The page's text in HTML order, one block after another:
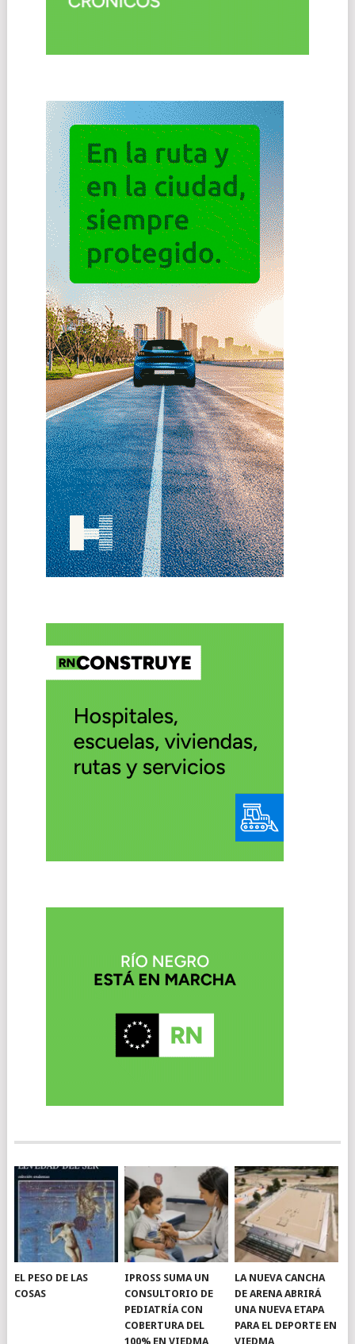
EL PESO DE LAS
COSAS
IPROSS SUMA UN
CONSULTORIO DE
PEDIATRÍA CON
COBERTURA DEL
100% EN VIEDMA
LA NUEVA CANCHA
DE ARENA ABRIRÁ
UNA NUEVA ETAPA
PARA EL DEPORTE EN
VIEDMA